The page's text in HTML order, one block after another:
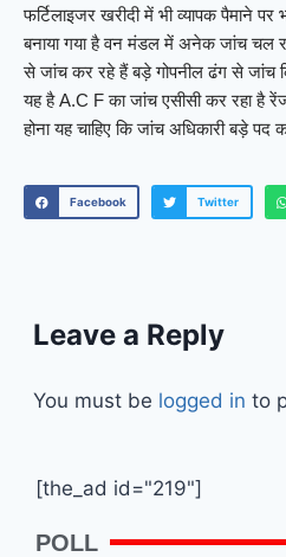
फर्टिलाइजर खरीदी में भी व्यापक पैमाने
बनाया गया है वन मंडल में अनेक जांच चल
से जांच कर रहे हैं बड़े गोपनील ढंग से जांच
यह है A.C F का जांच एसीसी कर रहा है
होना यह चाहिए कि जांच अधिकारी बड़े पद
Facebook Twitter
Leave a Reply
You must be logged in to
[the_ad id="219"]
POLL